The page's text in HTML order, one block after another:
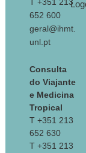
652 600
geral@ihmt.
unl.pt
Consulta
do Viajante
e Medicina
Tropical
T +351 213
652 630
T +351 213